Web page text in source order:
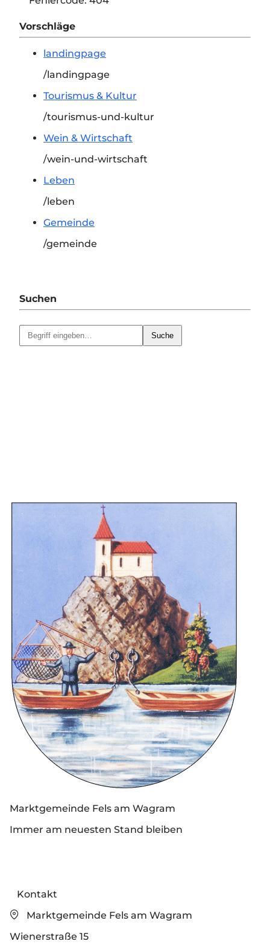
Vorschläge
landingpage
/landingpage
Tourismus & Kultur
/tourismus-und-kultur
Wein & Wirtschaft
/wein-und-wirtschaft
Leben
/leben
Gemeinde
/gemeinde
Suchen
Suche
Marktgemeinde Fels am Wagram
Immer am neuesten Stand bleiben
Kontakt
Marktgemeinde Fels am Wagram
Wienerstraße 15